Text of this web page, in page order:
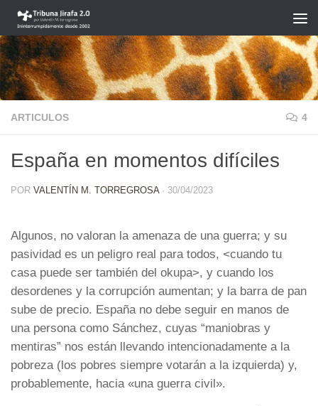
Saltar al contenido
ARTICULOS 4
España en momentos difíciles
POR VALENTÍN M. TORREGROSA · 30/04/2023
Algunos, no valoran la amenaza de una guerra; y su
pasividad es un peligro real para todos, <cuando tu
casa puede ser también del okupa>, y cuando los
desordenes y la corrupción aumentan; y la barra de pan
sube de precio. España no debe seguir en manos de
una persona como Sánchez, cuyas “maniobras y
mentiras” nos están llevando intencionadamente a la
pobreza (los pobres siempre votarán a la izquierda) y,
probablemente, hacia «una guerra civil».